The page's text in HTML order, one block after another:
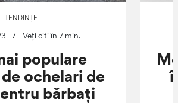
TENDINȚE
/ Veți citi în 7 min.
populare
ochelari de
bărbați